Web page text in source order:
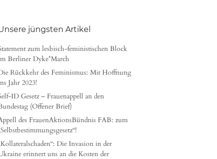
jüngsten Artikel
zum lesbisch-feministischen Block
Berliner Dyke*March
Rückkehr des Feminismus: Mit Hoffnung
Jahr 2023!
ID Gesetz – Frauenappell an den
(Offener Brief)
des FrauenAktionsBündnis FAB: zum
Die Invasion in der
erinnert uns an die Kosten der